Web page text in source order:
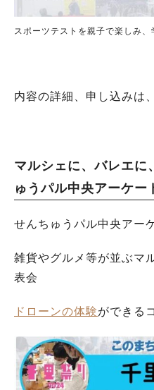
スポーツテストを親子で楽しみ、
内容の詳細、申し込みは、
マルシェに、バレエに
ゅうパル中央アーケー
せんちゅうパル中央アー
雑貨やグルメ等が並ぶマ
表会
ドローンの体験ができる